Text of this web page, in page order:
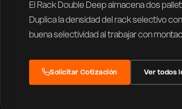
El Rack Double Deep almacena dos
Duplica la densidad del rack selectivo
buena selectividad al trabajar con
Solicitar Cotización Ver todos